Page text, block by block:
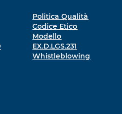
Politica Qualità
Codice Etico
Modello
EX.D.LGS.231
Whistleblowing